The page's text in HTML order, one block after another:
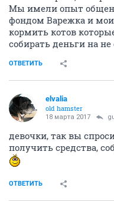
Мы имели опыт
фондом Варежка и
кормить котов
собирать деньги на
ОТВЕТИТЬ
elvalia
old hamster
18 марта 2017
девочки, так вы
получить средства,
ОТВЕТИТЬ